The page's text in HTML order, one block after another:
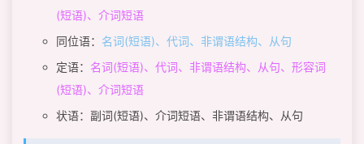
(短语)、介词短语
同位语： 名词(短语)、代词、非谓语结构、从句
定语： 名词(短语)、代词、非谓语结构、从句、形容词
(短语)、介词短语
状语：副词(短语)、介词短语、非谓语结构、从句